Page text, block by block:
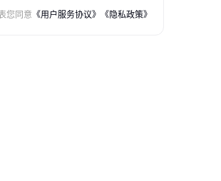
您同意 《用户服务协议》 《隐私政策》